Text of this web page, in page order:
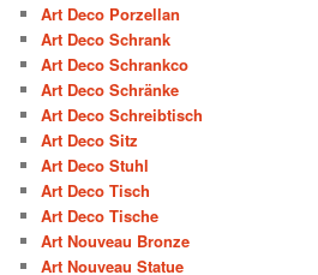
Art Deco Porzellan
Art Deco Schrank
Art Deco Schrankco
Art Deco Schränke
Art Deco Schreibtisch
Art Deco Sitz
Art Deco Stuhl
Art Deco Tisch
Art Deco Tische
Art Nouveau Bronze
Art Nouveau Statue